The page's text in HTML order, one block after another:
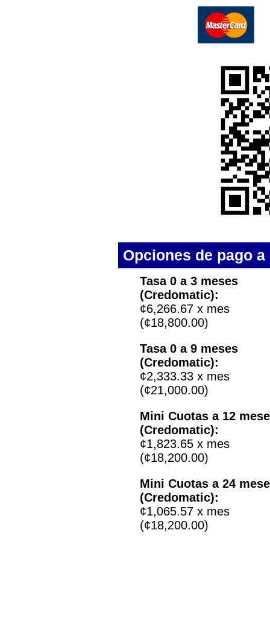
Opciones de pago
Tasa 0 a 3 meses
(Credomatic):
¢6,266.67 x mes
(¢18,800.00)
Tasa 0 a 9 meses
(Credomatic):
¢2,333.33 x mes
(¢21,000.00)
Mini Cuotas a 12
(Credomatic):
¢1,823.65 x mes
(¢18,200.00)
Mini Cuotas a 24
(Credomatic):
¢1,065.57 x mes
(¢18,200.00)